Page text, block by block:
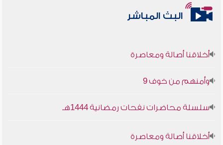
البث المباشر
أخلاقنا أصالة ومعاصرة
وأمنهم من خوف 9
سلسلة محاضرات نفحات رمضانية 1444هـ
أخلاقنا أصالة ومعاصرة